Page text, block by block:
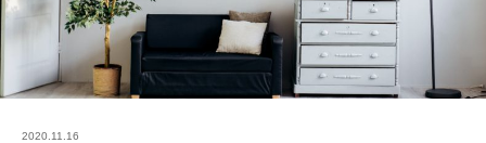
2020.11.16